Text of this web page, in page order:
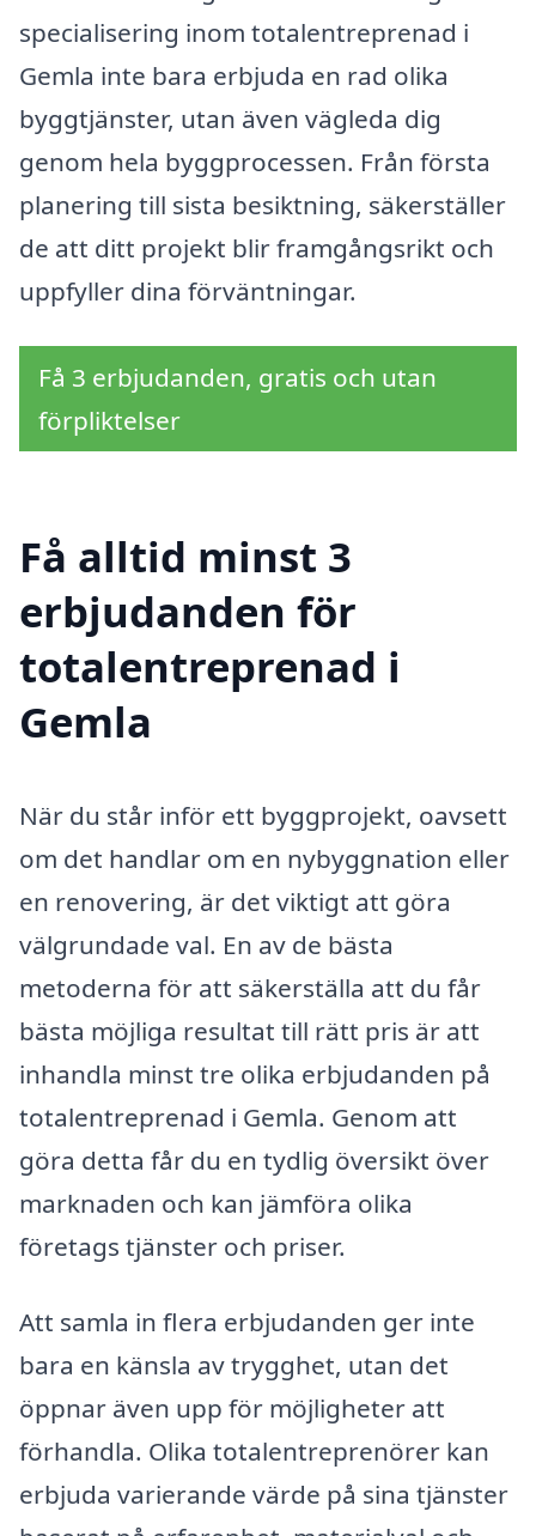
specialisering inom totalentreprenad i
Gemla inte bara erbjuda en rad olika
byggtjänster, utan även vägleda dig
genom hela byggprocessen. Från första
planering till sista besiktning, säkerställer
de att ditt projekt blir framgångsrikt och
uppfyller dina förväntningar.
Få 3 erbjudanden, gratis och utan
förpliktelser
Få alltid minst 3
erbjudanden för
totalentreprenad i
Gemla
När du står inför ett byggprojekt, oavsett
om det handlar om en nybyggnation eller
en renovering, är det viktigt att göra
välgrundade val. En av de bästa
metoderna för att säkerställa att du får
bästa möjliga resultat till rätt pris är att
inhandla minst tre olika erbjudanden på
totalentreprenad i Gemla. Genom att
göra detta får du en tydlig översikt över
marknaden och kan jämföra olika
företags tjänster och priser.
Att samla in flera erbjudanden ger inte
bara en känsla av trygghet, utan det
öppnar även upp för möjligheter att
förhandla. Olika totalentreprenörer kan
erbjuda varierande värde på sina tjänster